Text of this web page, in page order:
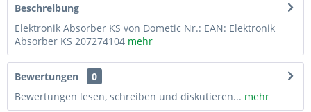
Beschreibung
Elektronik Absorber KS von Dometic Nr.: EAN: Elektronik
Absorber KS 207274104 mehr
Bewertungen
0
Bewertungen lesen, schreiben und diskutieren... mehr